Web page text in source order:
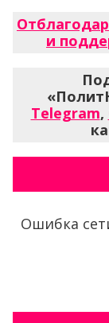
и
Telegram,
Ошибка